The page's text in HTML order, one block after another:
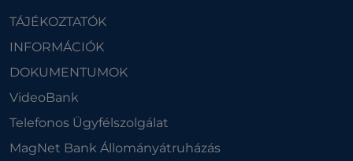
TÁJÉKOZTATÓK
INFORMÁCIÓK
DOKUMENTUMOK
VideoBank
Telefonos Ügyfélszolgálat
MagNet Bank Állományátruházás